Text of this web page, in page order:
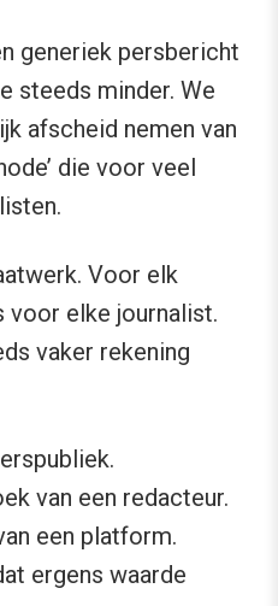
generiek persbericht
steeds minder. We
afscheid nemen van
die voor veel
Voor elk
voor elke journalist.
vaker rekening
van een redacteur.
een platform.
ergens waarde